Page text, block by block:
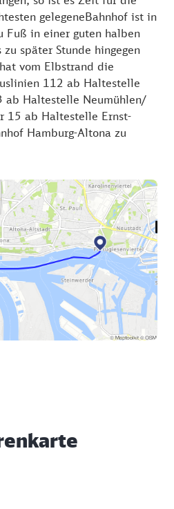
gelegeneBahnhof ist in
Fuß in einer guten halben
später Stunde hingegen
vom Elbstrand die
112 ab Haltestelle
ab Haltestelle Neumühlen/
15 ab Haltestelle Ernst-
Hamburg-Altona zu